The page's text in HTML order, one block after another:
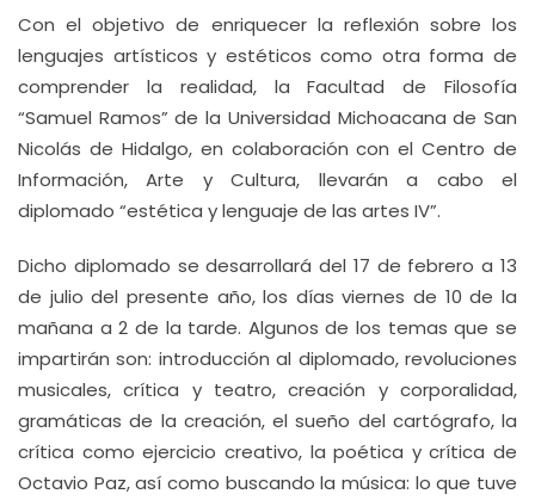
Con el objetivo de enriquecer la reflexión sobre los
lenguajes artísticos y estéticos como otra forma de
comprender la realidad, la Facultad de Filosofía
“Samuel Ramos” de la Universidad Michoacana de San
Nicolás de Hidalgo, en colaboración con el Centro de
Información, Arte y Cultura, llevarán a cabo el
diplomado “estética y lenguaje de las artes IV”.
Dicho diplomado se desarrollará del 17 de febrero a 13
de julio del presente año, los días viernes de 10 de la
mañana a 2 de la tarde. Algunos de los temas que se
impartirán son: introducción al diplomado, revoluciones
musicales, crítica y teatro, creación y corporalidad,
gramáticas de la creación, el sueño del cartógrafo, la
crítica como ejercicio creativo, la poética y crítica de
Octavio Paz, así como buscando la música: lo que tuve